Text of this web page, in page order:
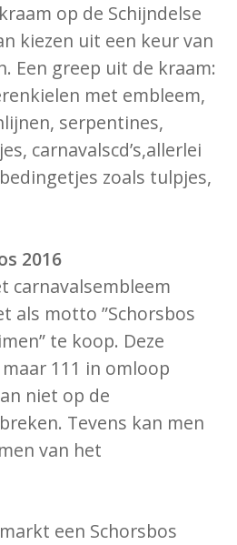
op de Schijndelse
kiezen uit een keur van
Een greep uit de kraam:
met embleem,
serpentines,
carnavalscd’s,allerlei
zoals tulpjes,
2016
carnavalsembleem
als motto ”Schorsbos
te koop. Deze
111 in omloop
niet op de
Tevens kan men
van het
een Schorsbos